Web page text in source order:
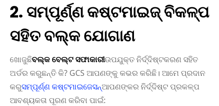
2. ସମ୍ପୂର୍ଣ୍ଣ କଷ୍ଟମାଇଜ୍ ବିକଳ୍ପ
ସହିତ ବଲ୍କ ଯୋଗାଣ
ଖୋଜୁଛିବଲ୍କ ବେଲ୍ଟ ସଫାକାରୀଉପଯୁକ୍ତ ନିର୍ଦ୍ଦିଷ୍ଟକରଣ ସହିତ
ଅର୍ଡର କରୁଛନ୍ତି କି? GCS ଆପଣଙ୍କୁ କଭର କରିଛି। ଆମେ ପ୍ରଦାନ
କରୁସମ୍ପୂର୍ଣ୍ଣ କଷ୍ଟମାଇଜେସନ୍ଆପଣଙ୍କର ନିର୍ଦ୍ଦିଷ୍ଟ ପ୍ରକଳ୍ପ
ଆବଶ୍ୟକତା ପୂରଣ କରିବା ପାଇଁ: